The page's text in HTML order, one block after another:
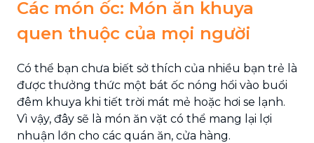
Các món ốc: Món ăn khuya
quen thuộc của mọi người
Có thể bạn chưa biết sở thích của nhiều bạn trẻ là
được thưởng thức một bát ốc nóng hổi vào buổi
đêm khuya khi tiết trời mát mẻ hoặc hơi se lạnh.
Vì vậy, đây sẽ là món ăn vặt có thể mang lại lợi
nhuận lớn cho các quán ăn, cửa hàng.